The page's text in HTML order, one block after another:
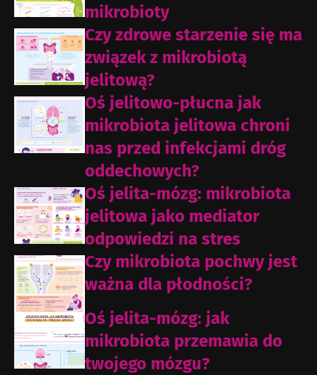
mikrobioty
Czy zdrowe starzenie się ma
związek z mikrobiotą
jelitową?
Oś jelitowo-płucna jak
mikrobiota jelitowa chroni
nas przed infekcjami dróg
oddechowych?
Oś jelita-mózg: mikrobiota
jelitowa jako mediator
odpowiedzi na stres
Czy mikrobiota pochwy jest
ważna dla płodności?
Oś jelita-mózg: jak
mikrobiota przemawia do
twojego mózgu?